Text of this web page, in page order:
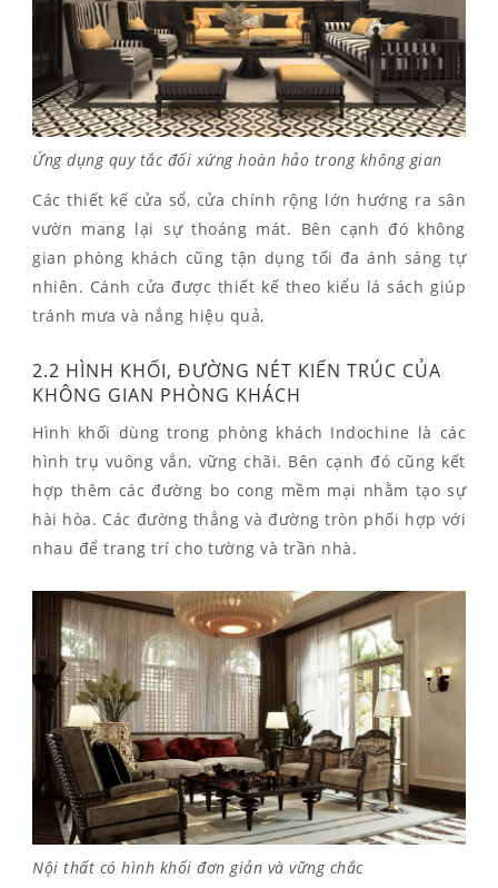
Ứng dụng quy tắc đối xứng hoàn hảo trong không gian
Các thiết kế cửa sổ, cửa chính rộng lớn hướng ra sân
vườn mang lại sự thoáng mát. Bên cạnh đó không
gian phòng khách cũng tận dụng tối đa ánh sáng tự
nhiên. Cánh cửa được thiết kế theo kiểu lá sách giúp
tránh mưa và nắng hiệu quả,
2.2 HÌNH KHỐI, ĐƯỜNG NÉT KIẾN TRÚC CỦA
KHÔNG GIAN PHÒNG KHÁCH
Hình khối dùng trong phòng khách Indochine là các
hình trụ vuông vắn, vững chãi. Bên cạnh đó cũng kết
hợp thêm các đường bo cong mềm mại nhằm tạo sự
hài hòa. Các đường thẳng và đường tròn phối hợp với
nhau để trang trí cho tường và trần nhà.
Nội thất có hình khối đơn giản và vững chắc